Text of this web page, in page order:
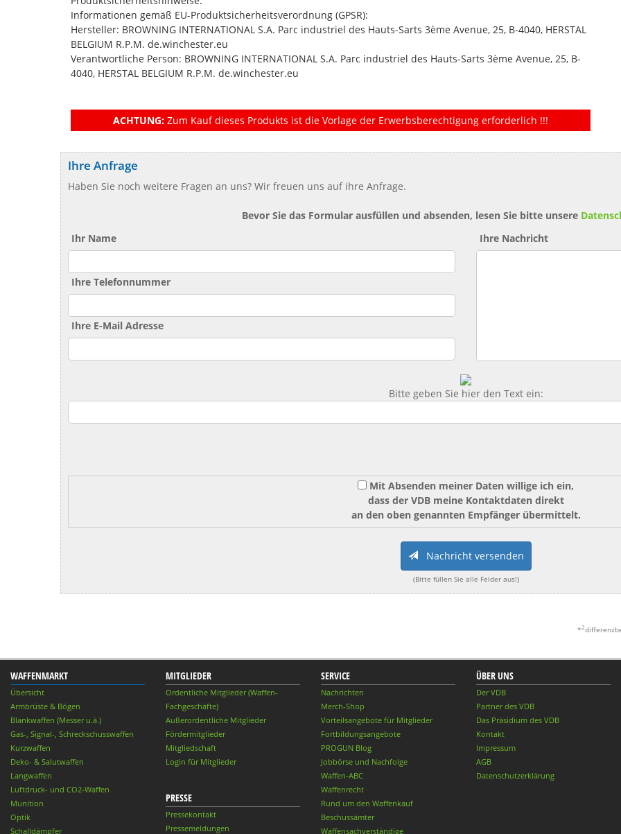
Informationen gemäß EU-Produktsicherheitsverordnung (GPSR):
Hersteller: BROWNING INTERNATIONAL S.A. Parc industriel des Hauts-Sarts 3ème Avenue, 25, B-4040, HERSTAL
BELGIUM R.P.M. de.winchester.eu
Verantwortliche Person: BROWNING INTERNATIONAL S.A. Parc industriel des Hauts-Sarts 3ème Avenue, 25, B-
4040, HERSTAL BELGIUM R.P.M. de.winchester.eu
ACHTUNG: Zum Kauf dieses Produkts ist die Vorlage der Erwerbsberechtigung erforderlich !!!
Ihre Anfrage
Haben Sie noch weitere Fragen an uns? Wir freuen uns auf ihre Anfrage.
Bevor Sie das Formular ausfüllen und absenden, lesen Sie bitte unsere
Ihr Name
Ihre Telefonnummer
Ihre E-Mail Adresse
Ihre Nachricht
Bitte geben Sie hier den Text ein:
Mit Absenden meiner Daten willige ich ein,
dass der VDB meine Kontaktdaten direkt
an den oben genannten Empfänger übermittelt.
Nachricht versenden
(Bitte füllen Sie alle Felder aus!)
*2
WAFFENMARKT
Übersicht
Armbrüste & Bögen
Blankwaffen (Messer u.ä.)
Gas-, Signal-, Schreckschusswaffen
Kurzwaffen
Deko- & Salutwaffen
Langwaffen
Luftdruck- und CO2-Waffen
Munition
Optik
Schalldämpfer
MITGLIEDER
Ordentliche Mitglieder (Waffen-
Fachgeschäfte)
Außerordentliche Mitglieder
Fördermitglieder
Mitgliedschaft
Login für Mitglieder
PRESSE
Pressekontakt
Pressemeldungen
SERVICE
Nachrichten
Merch-Shop
Vorteilsangebote für Mitglieder
Fortbildungsangebote
PROGUN Blog
Jobbörse und Nachfolge
Waffen-ABC
Waffenrecht
Rund um den Waffenkauf
Beschussämter
Waffensachverständige
ÜBER UNS
Der VDB
Partner des VDB
Das Präsidium des VDB
Kontakt
Impressum
AGB
Datenschutzerklärung